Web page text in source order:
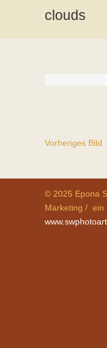
clouds
Vorheriges Bild
© 2025 Epona
Marketing / ein